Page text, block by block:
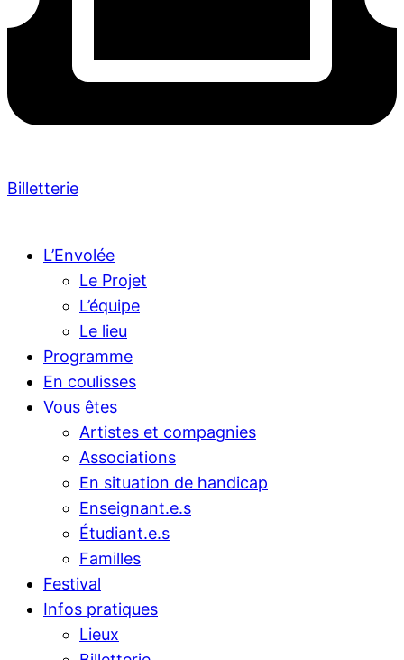
Billetterie
L’Envolée
Le Projet
L’équipe
Le lieu
Programme
En coulisses
Vous êtes
Artistes et compagnies
Associations
En situation de handicap
Enseignant.e.s
Étudiant.e.s
Familles
Festival
Infos pratiques
Lieux